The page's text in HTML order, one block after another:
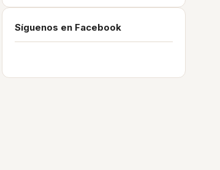
Síguenos en Facebook